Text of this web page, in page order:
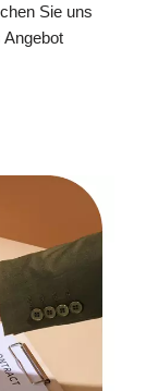
Sie uns